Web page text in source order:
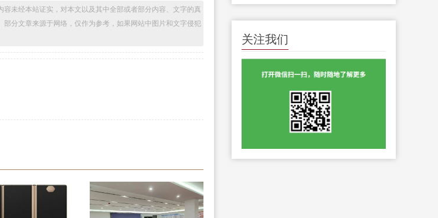
未经本站证实，对本文以及其中全部或者部分内容、文字的真
分文章来源于网络，仅作为参考，如果网站中图片和文字侵犯
关注我们